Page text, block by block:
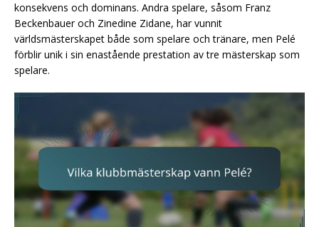
konsekvens och dominans. Andra spelare, såsom Franz
Beckenbauer och Zinedine Zidane, har vunnit
världsmästerskapet både som spelare och tränare, men Pelé
förblir unik i sin enastående prestation av tre mästerskap som
spelare.